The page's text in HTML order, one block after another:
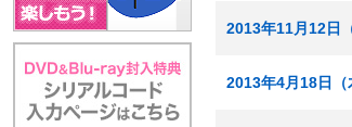
2013年11月12日
2013年4月18日（